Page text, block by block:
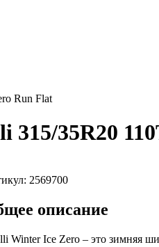
Run Flat
35R20
2569700
описание
Winter Ice Zero – это зимняя